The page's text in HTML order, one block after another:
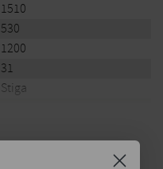
1510
530
1200
31
Stiga